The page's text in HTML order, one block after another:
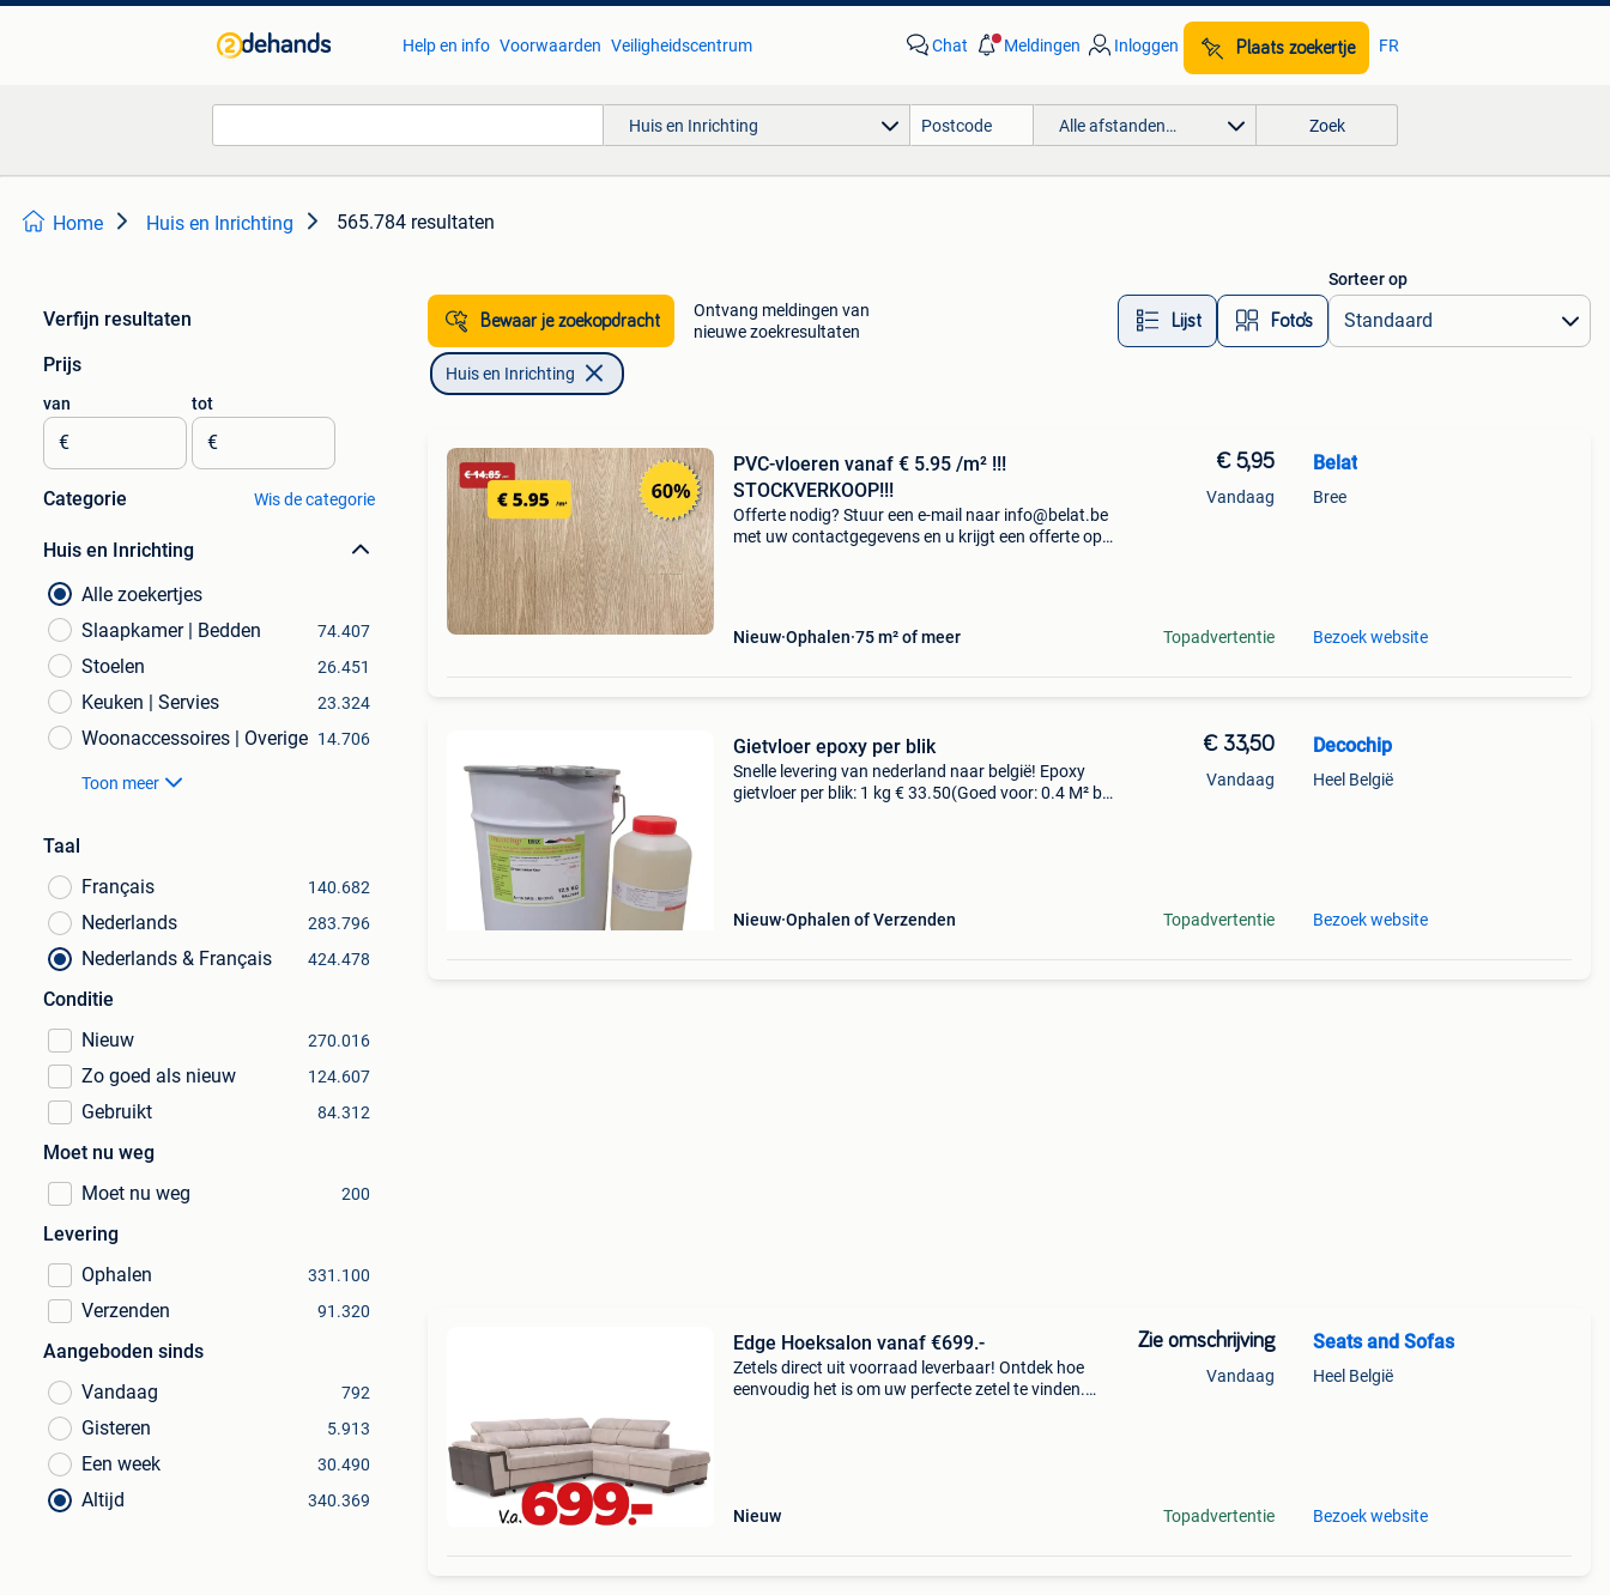
Help en info Voorwaarden Veiligheidscentrum Chat Meldingen Inloggen Plaats zoekertje FR
Huis en Inrichting Alle afstanden… Zoek
Home Huis en Inrichting 565.784 resultaten
Verfijn resultaten
Prijs
van
€
tot
€
Categorie Wis de categorie
Huis en Inrichting
Alle zoekertjes
Slaapkamer | Bedden
74.407
Stoelen 26.451
Keuken | Servies 23.324
Woonaccessoires | Overige 14.706
Toon meer
Taal
Français
140.682
Nederlands 283.796
Nederlands & Français 424.478
Conditie
Nieuw
270.016
Zo goed als nieuw 124.607
Gebruikt 84.312
Moet nu weg
Moet nu weg
200
Levering
Ophalen
331.100
Verzenden 91.320
Aangeboden sinds
Vandaag
792
Gisteren 5.913
Een week 30.490
Altijd 340.369
Bewaar je zoekopdracht
Ontvang meldingen van
nieuwe zoekresultaten
Lijst Foto’s
Sorteer op
Huis en Inrichting
PVC-vloeren vanaf € 5.95 /m² !!!
STOCKVERKOOP!!!
Offerte nodig? Stuur een e-mail naar info@belat.be
met uw contactgegevens en u krijgt een offerte op
Nieuw Ophalen 75 m² of meer
€ 5,95
Vandaag
Topadvertentie
Belat
Bree
Bezoek website
Gietvloer epoxy per blik
Snelle levering van nederland naar belgië! Epoxy
gietvloer per blik: 1 kg € 33.50(Goed voor: 0.4 M² bij
Nieuw Ophalen of Verzenden
€ 33,50
Vandaag
Topadvertentie
Decochip
Heel België
Bezoek website
Edge Hoeksalon vanaf €699.-
Zetels direct uit voorraad leverbaar! Ontdek hoe
eenvoudig het is om uw perfecte zetel te vinden.
Nieuw
Zie omschrijving
Vandaag
Topadvertentie
Seats and Sofas
Heel België
Bezoek website